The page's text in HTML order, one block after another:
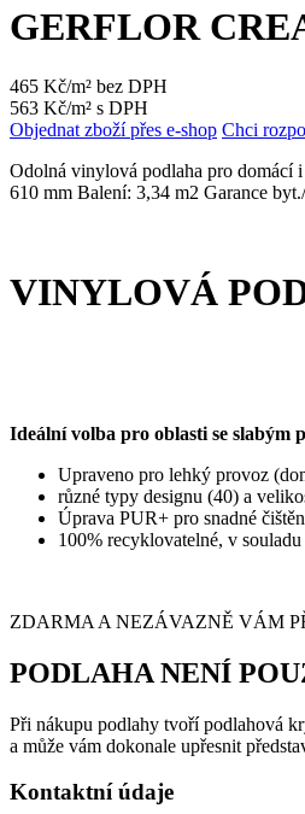
GERFLOR
465 Kč/m² bez DPH
563 Kč/m² s DPH
Objednat zboží přes e-shop Chci
Odolná vinylová podlaha pro domácí
610 mm Balení: 3,34 m2 Garance
VINYLOVÁ
Ideální volba pro oblasti se slabým
Upraveno pro lehký provoz
různé typy designu (40) a
Úprava PUR+ pro snadné
100% recyklovatelné, v
ZDARMA A NEZÁVAZNĚ VÁM
PODLAHA NENÍ
Při nákupu podlahy tvoří podlahová
a může vám dokonale upřesnit
Kontaktní údaje